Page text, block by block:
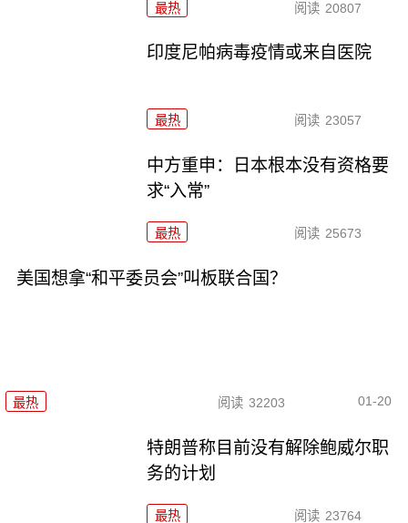
最热 阅读 20807
印度尼帕病毒疫情或来自医院
最热 阅读 23057
中方重申：日本根本没有资格要
求“入常”
最热 阅读 25673
美国想拿“和平委员会”叫板联合国？
最热 阅读 32203 01-20
特朗普称目前没有解除鲍威尔职
务的计划
最热 阅读 23764